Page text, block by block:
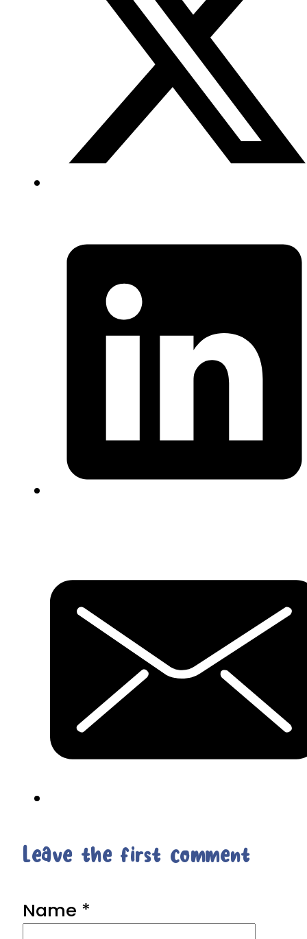
Leave the first comment
Name *